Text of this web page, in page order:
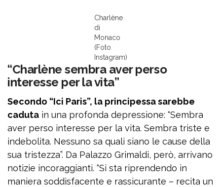
Charlène
di
Monaco
(Foto
Instagram)
“Charlène sembra aver perso
interesse per la vita”
Secondo “Ici Paris”, la principessa sarebbe
caduta in una profonda depressione: “Sembra
aver perso interesse per la vita. Sembra triste e
indebolita. Nessuno sa quali siano le cause della
sua tristezza”. Da Palazzo Grimaldi, però, arrivano
notizie incoraggianti. “Si sta riprendendo in
maniera soddisfacente e rassicurante – recita un